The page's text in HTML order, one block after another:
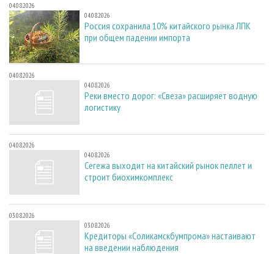
04.08.2026
04.08.2026
Россия сохранила 10% китайского рынка ЛПК
при общем падении импорта
04.08.2026
04.08.2026
Реки вместо дорог: «Свеза» расширяет водную
логистику
04.08.2026
04.08.2026
Сегежа выходит на китайский рынок пеллет и
строит биохимкомплекс
03.08.2026
03.08.2026
Кредиторы «Соликамскбумпрома» настаивают
на введении наблюдения